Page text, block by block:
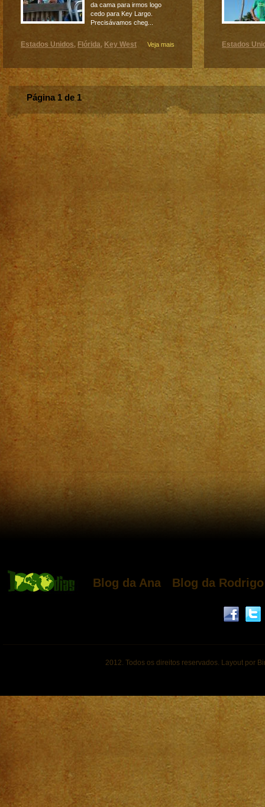
da cama para irmos logo
cedo para Key Largo.
Precisávamos cheg...
Veja mais
Estados Unidos, Flórida, Key West Estados
Página 1 de 1
Blog da Ana Blog da Rodrigo
2012. Todos os direitos reservados. Layout por